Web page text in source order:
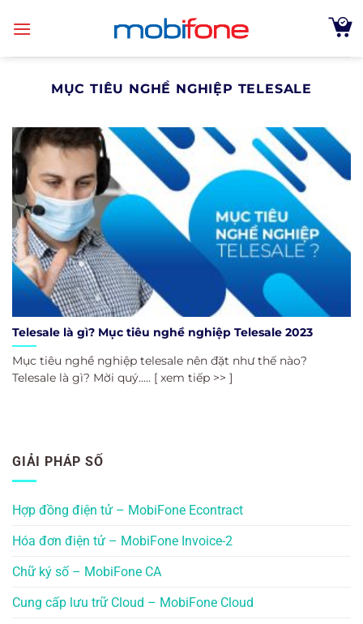
MỤC TIÊU NGHỀ NGHIỆP TELESALE
Telesale là gì? Mục tiêu nghề nghiệp Telesale 2023
Mục tiêu nghề nghiệp telesale nên đặt như thế nào?
Telesale là gì? Mời quý..... [ xem tiếp >> ]
GIẢI PHÁP SỐ
Hợp đồng điện tử – MobiFone Econtract
Hóa đơn điện tử – MobiFone Invoice-2
Chữ ký số – MobiFone CA
Cung cấp lưu trữ Cloud – MobiFone Cloud